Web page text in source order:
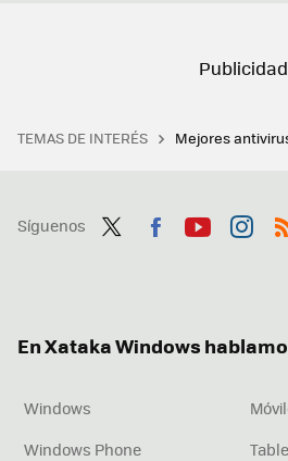
TEMAS DE INTERÉS Mejores
Síguenos
En Xataka Windows
Windows
Windows Phone